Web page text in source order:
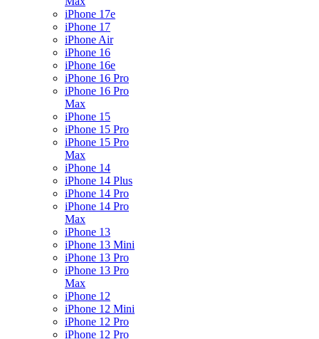
iPhone 17e
iPhone 17
iPhone Air
iPhone 16
iPhone 16e
iPhone 16 Pro
iPhone 16 Pro
Max
iPhone 15
iPhone 15 Pro
iPhone 15 Pro
Max
iPhone 14
iPhone 14 Plus
iPhone 14 Pro
iPhone 14 Pro
Max
iPhone 13
iPhone 13 Mini
iPhone 13 Pro
iPhone 13 Pro
Max
iPhone 12
iPhone 12 Mini
iPhone 12 Pro
iPhone 12 Pro